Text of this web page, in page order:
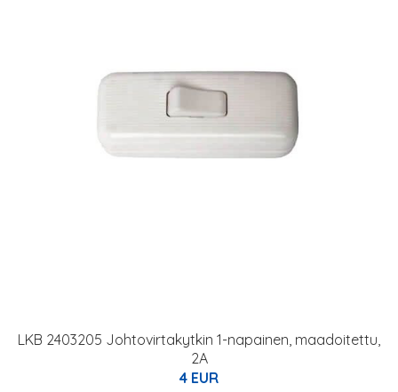
LKB 2403205 Johtovirtakytkin 1-napainen, maadoitettu,
2A
4 EUR